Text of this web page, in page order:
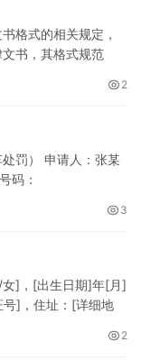
格式的相关规定，
书，其格式规范
2
罚） 申请人：张某
码：
3
]，[出生日期]年[月]
]，住址：[详细地
2